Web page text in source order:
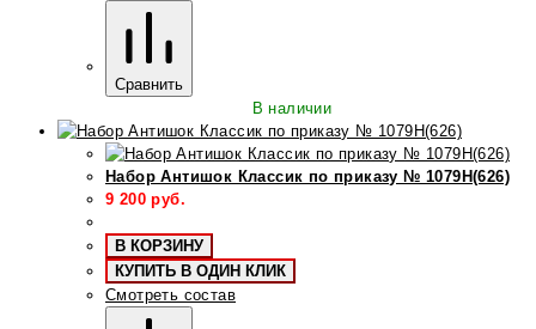
Сравнить
В наличии
Набор Антишок Классик по приказу № 1079Н(626)
9 200 руб.
В КОРЗИНУ
КУПИТЬ В ОДИН КЛИК
Смотреть состав